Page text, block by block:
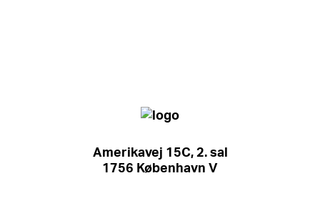
Amerikavej 15C, 2. sal
1756 København V